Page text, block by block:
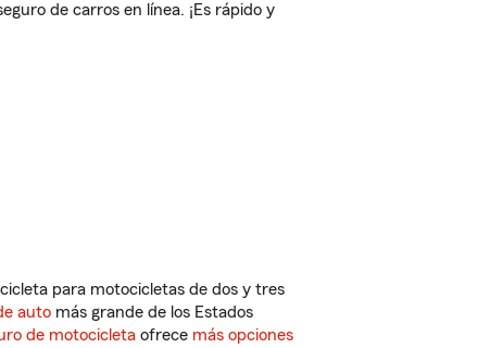
de carros en línea. ¡Es rápido y
para motocicletas de dos y tres
auto más grande de los Estados
de motocicleta ofrece más opciones